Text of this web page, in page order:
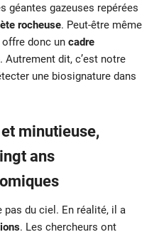
géantes gazeuses repérées
rocheuse. Peut-être même
donc un cadre
. Autrement dit, c’est notre
une biosignature dans
minutieuse,
ans
pas du ciel. En réalité, il a
. Les chercheurs ont